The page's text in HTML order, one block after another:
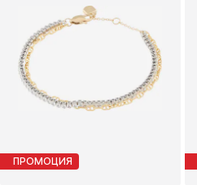
ПРОМОЦИЯ